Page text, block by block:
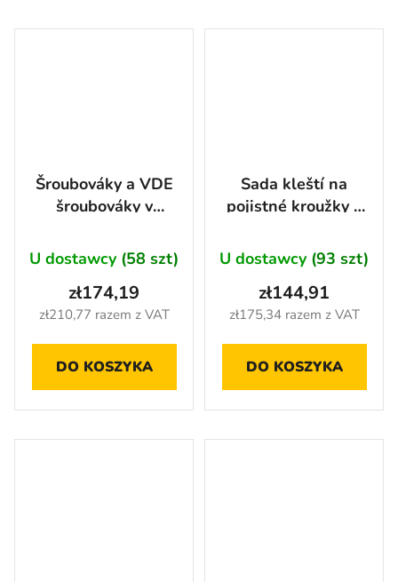
Šroubováky a VDE
šroubováky v
ks - AH2347
U dostawcy (58 szt)
zł210,77 razem z VAT
zł174,19
DO KOSZYKA
Sada kleští na
pojistné kroužky v
ks - AH2328
U dostawcy (93 szt)
zł175,34 razem z VAT
zł144,91
DO KOSZYKA